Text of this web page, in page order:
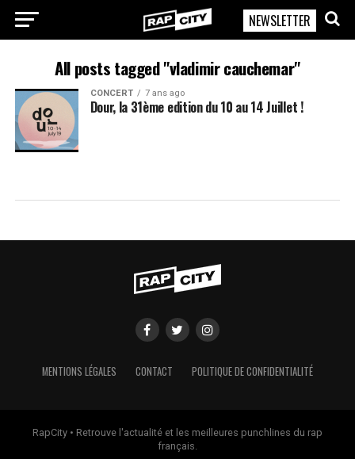
RapCity
NEWSLETTER
All posts tagged "vladimir cauchemar"
CONCERT 7 ans ago
Dour, la 31ème edition du 10 au 14 Juillet !
MENTIONS LÉGALES CONTACT POLITIQUE DE CONFIDENTIALITÉ
RapCity • Retrouve l'actualité et les meilleures punchlines du rap
français.